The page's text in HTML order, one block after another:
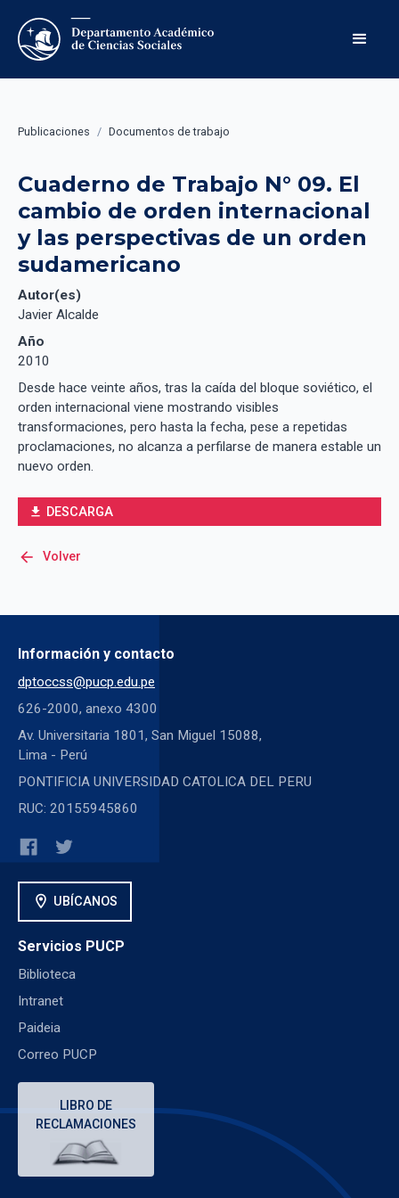
Publicaciones / Documentos de trabajo
Cuaderno de Trabajo N° 09. El
cambio de orden internacional
y las perspectivas de un orden
sudamericano
Autor(es)
Javier Alcalde
Año
2010
Desde hace veinte años, tras la caída del bloque soviético, el
orden internacional viene mostrando visibles
transformaciones, pero hasta la fecha, pese a repetidas
proclamaciones, no alcanza a perfilarse de manera estable un
nuevo orden.
file_download DESCARGA
arrow_back Volver
Información y contacto
dptoccss@pucp.edu.pe
626-2000, anexo 4300
Av. Universitaria 1801, San Miguel 15088,
Lima - Perú
PONTIFICIA UNIVERSIDAD CATOLICA DEL PERU
RUC: 20155945860
location_on UBÍCANOS
Servicios PUCP
Biblioteca
Intranet
Paideia
Correo PUCP
LIBRO DE
RECLAMACIONES